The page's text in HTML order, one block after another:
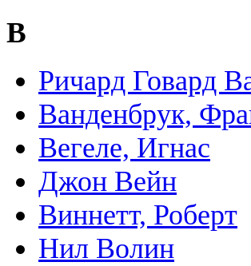
В
Ричард Говард
Ванденбрук,
Вегеле, Игнас
Джон Вейн
Виннетт, Роберт
Нил Волин